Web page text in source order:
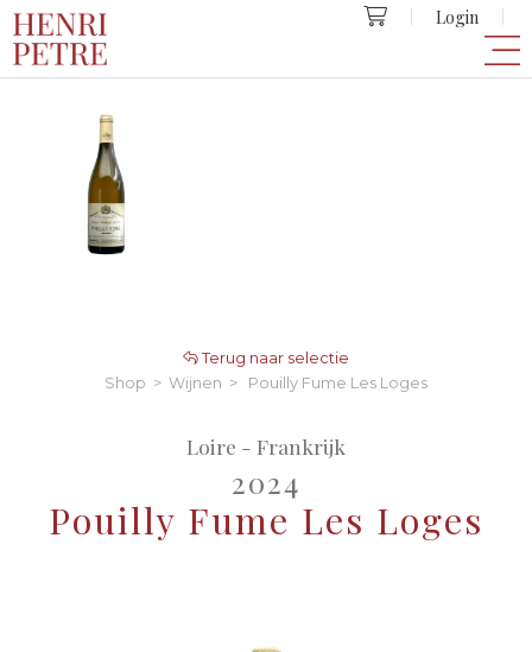
Login
Terug naar selectie
Shop > Wijnen > Pouilly Fume Les Loges
Loire - Frankrijk
2024
Pouilly Fume Les Loges